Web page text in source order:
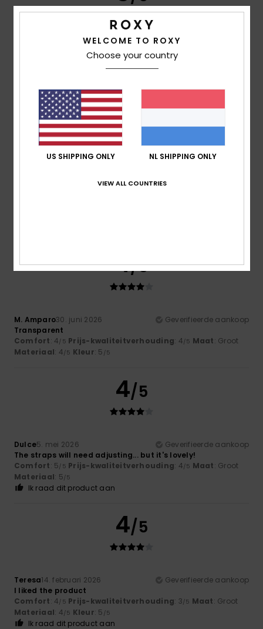
Prijs-kwaliteitverhouding
Ik raad dit product aan
5 /5
Geverifieerde aankoop
4/5
M. Amparo30. juni 2026
Geverifieerde aankoop
Transparent
Comfort: 4/5 Prijs-kwaliteitverhouding: 4/5 Maat: Groot
Materiaal: 4/5 Kleur: 5 /5
4/5
Dulce5. mei 2026
Geverifieerde aankoop
The straps will need adjusting... but it's lovely!
Comfort: 5/5 Prijs-kwaliteitverhouding: 4/5 Maat: Groot
Materiaal: 5/5
Ik raad dit product aan
4/5
Teresa14. februari 2026
Geverifieerde aankoop
I liked the product
Comfort: 4/5 Prijs-kwaliteitverhouding: 3/5 Maat: Groot
Materiaal: 4/5 Kleur: 5 /5
Ik raad dit product aan
WELCOME TO ROXY
Choose your country
US SHIPPING ONLY NL SHIPPING ONLY
VIEW ALL COUNTRIES